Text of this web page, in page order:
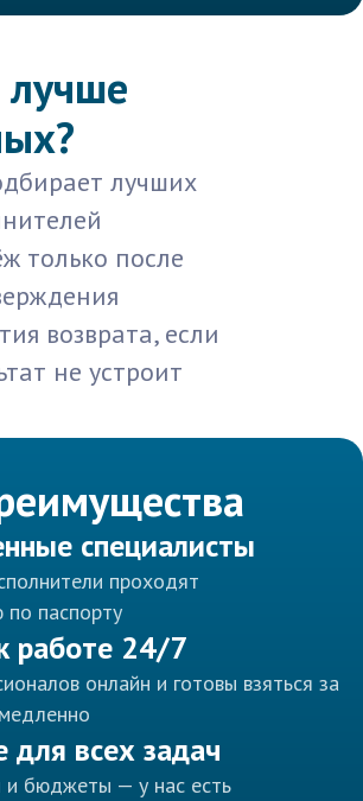
лучших
только после
возврата, если
не устроит
специалисты
проходят
паспорту
работе 24/7
онлайн и готовы взяться за
для всех задач
бюджеты — у нас есть